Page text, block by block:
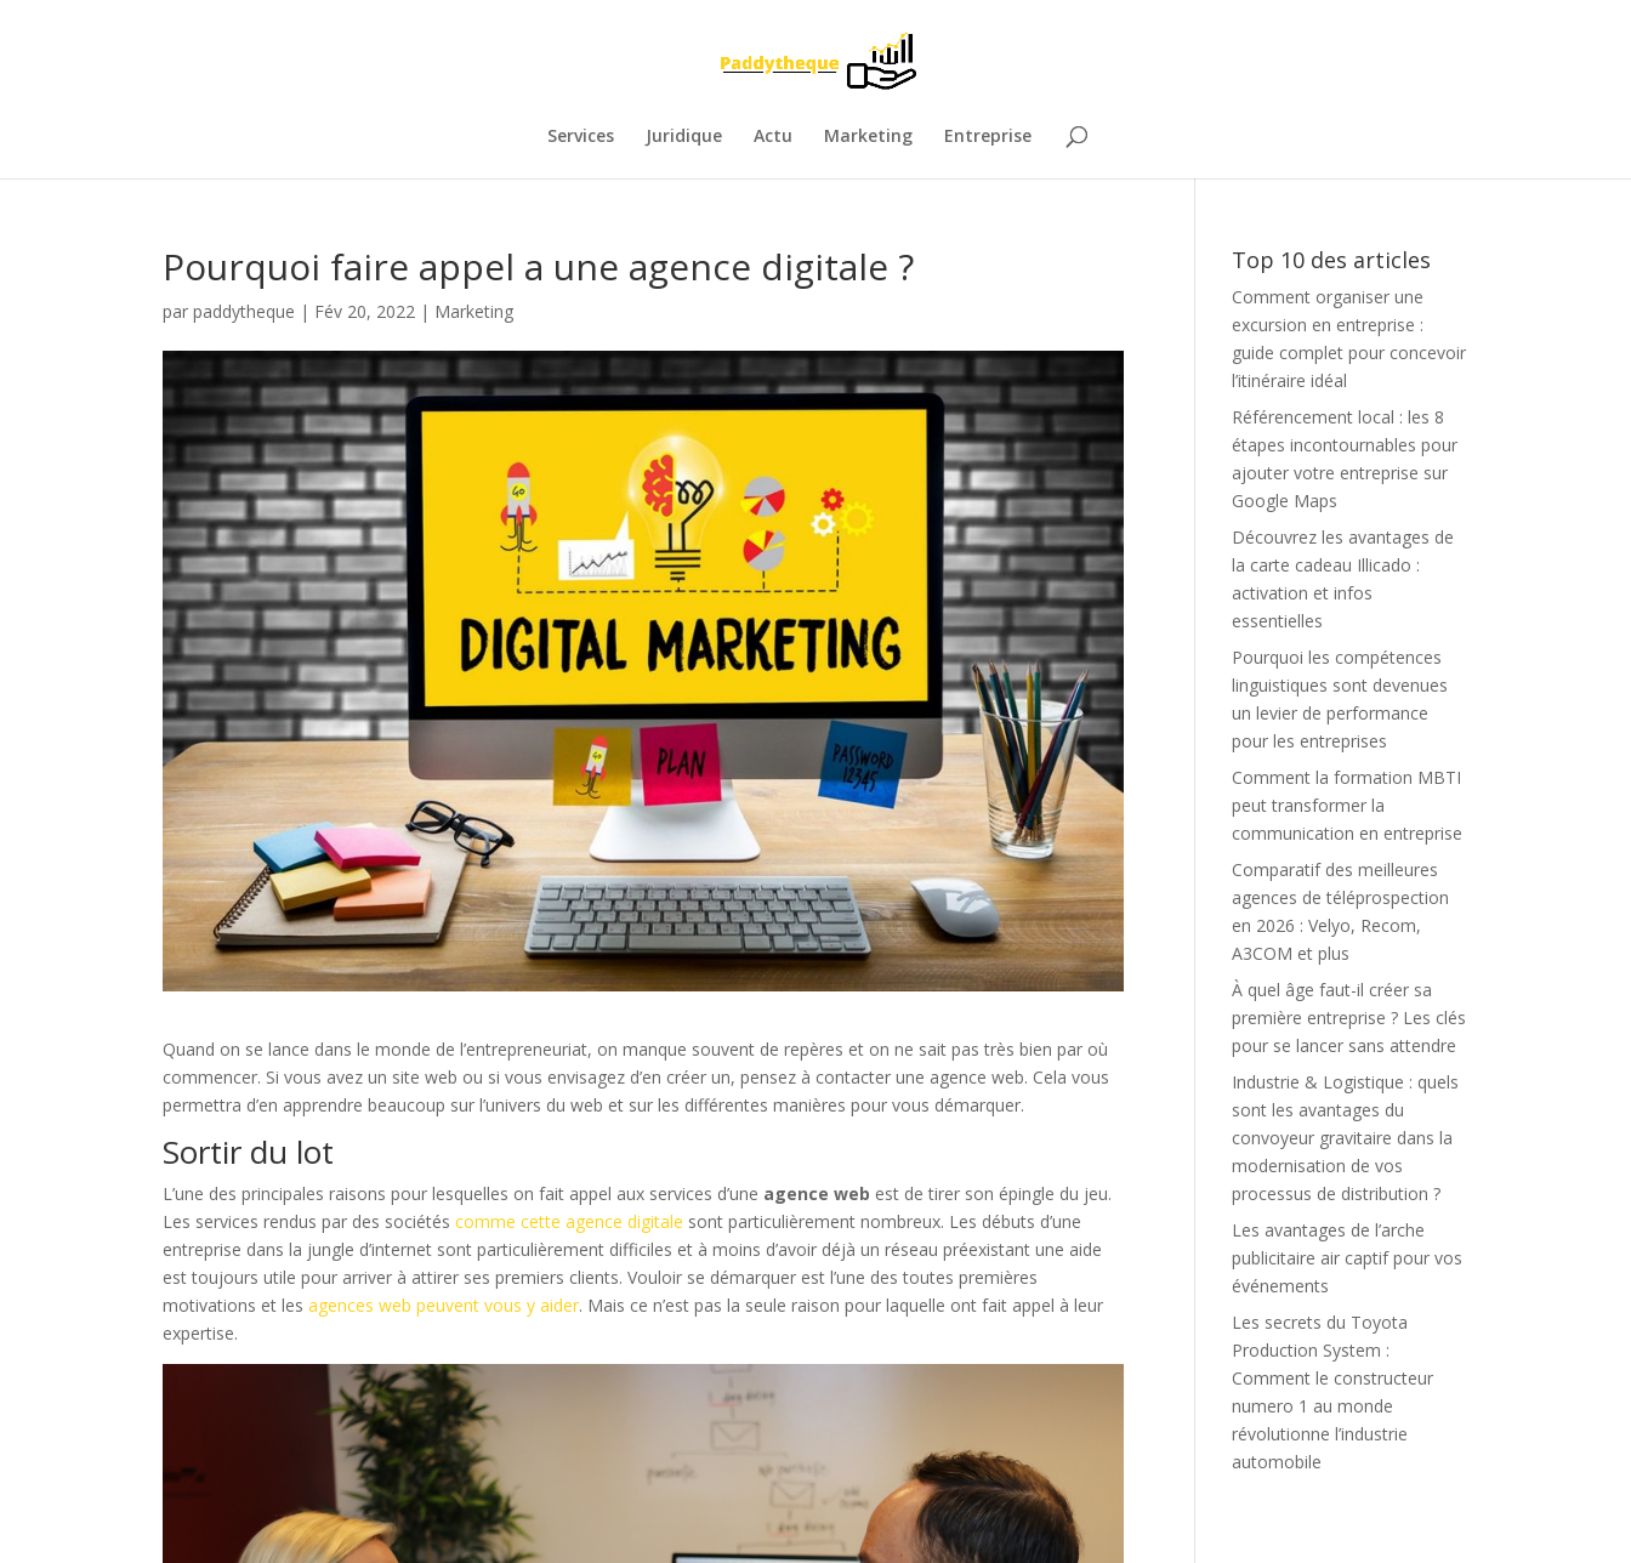
Services Juridique Actu Marketing Entreprise
Pourquoi faire appel a une agence digitale ?
parpaddytheque | Fév 20, 2022 | Marketing
Quand on se lance dans le monde de l’entrepreneuriat, on manque souvent de repères et on ne sait pas très bien par où
commencer. Si vous avez un site web ou si vous envisagez d’en créer un, pensez à contacter une agence web. Cela vous
permettra d’en apprendre beaucoup sur l’univers du web et sur les différentes manières pour vous démarquer.
Sortir du lot
L’une des principales raisons pour lesquelles on fait appel aux services d’une agence web est de tirer son épingle du jeu.
Les services rendus par des sociétéscomme cette agence digitale sont particulièrement nombreux. Les débuts d’une
entreprise dans la jungle d’internet sont particulièrement difficiles et à moins d’avoir déjà un réseau préexistant une aide
est toujours utile pour arriver à attirer ses premiers clients. Vouloir se démarquer est l’une des toutes premières
motivations et lesagences web peuvent vous y aider. Mais ce n’est pas la seule raison pour laquelle ont fait appel à leur
expertise.
Top 10 des articles
Comment organiser une
excursion en entreprise :
guide complet pour concevoir
l’itinéraire idéal
Référencement local : les 8
étapes incontournables pour
ajouter votre entreprise sur
Google Maps
Découvrez les avantages de
la carte cadeau Illicado :
activation et infos
essentielles
Pourquoi les compétences
linguistiques sont devenues
un levier de performance
pour les entreprises
Comment la formation MBTI
peut transformer la
communication en entreprise
Comparatif des meilleures
agences de téléprospection
en 2026 : Velyo, Recom,
A3COM et plus
À quel âge faut-il créer sa
première entreprise ? Les clés
pour se lancer sans attendre
Industrie & Logistique : quels
sont les avantages du
convoyeur gravitaire dans la
modernisation de vos
processus de distribution ?
Les avantages de l’arche
publicitaire air captif pour vos
événements
Les secrets du Toyota
Production System :
Comment le constructeur
numero 1 au monde
révolutionne l’industrie
automobile